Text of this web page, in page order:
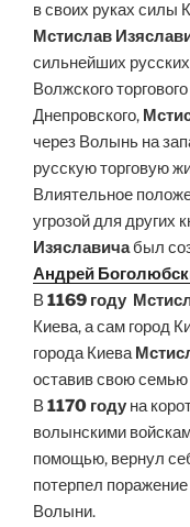
в своих руках силы
Мстислав
сильнейших
Волжского
Днепровского,
через Волынь на
русскую торговую
Влиятельное
угрозой для других
Изяславичабыл
Андрей
В1169 году
Киева, а сам город
города Киева
оставив свою семью
В1170 году на
волынскими
помощью, вернул
потерпел
Волыни.